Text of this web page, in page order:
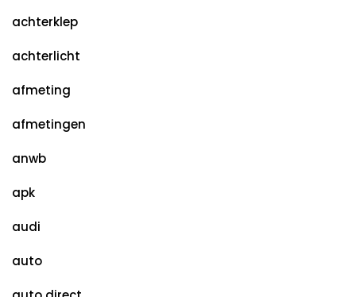
achterklep
achterlicht
afmeting
afmetingen
anwb
apk
audi
auto